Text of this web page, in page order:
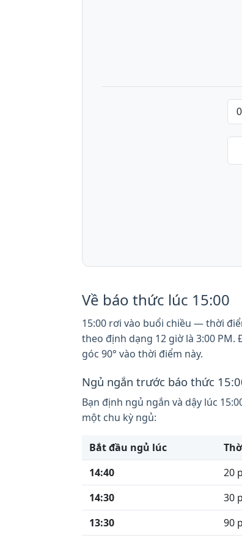
Về báo thức lúc 15:00
15:00 rơi vào buổi chiều — thời
theo định dạng 12 giờ là 3:00
góc 90° vào thời điểm này.
Ngủ ngắn trước báo thức
Bạn định ngủ ngắn và dậy lúc
một chu kỳ ngủ:
Bắt đầu ngủ lúc
14:40
20
14:30
30
13:30
90